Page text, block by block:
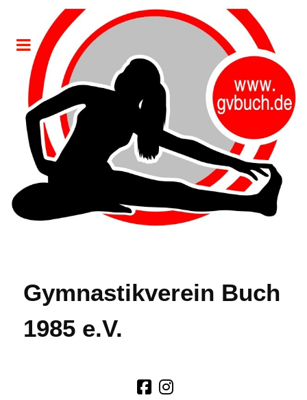
Gymnastikverein Buch
1985 e.V.